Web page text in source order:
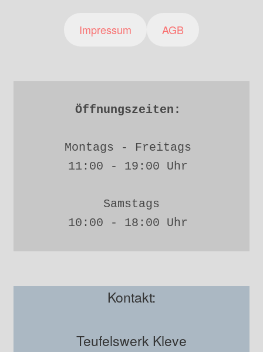
Impressum AGB
Öffnungszeiten:
Montags - Freitags
11:00 - 19:00 Uhr
Samstags
10:00 - 18:00 Uhr
Kontakt:
Teufelswerk Kleve